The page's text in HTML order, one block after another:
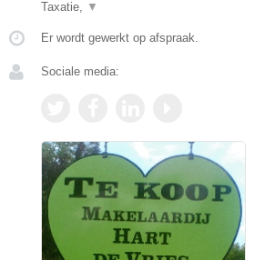
Taxatie, ▼
Er wordt gewerkt op afspraak.
Sociale media: